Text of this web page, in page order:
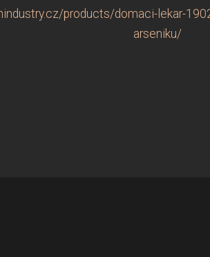
products/domaci-lekar-
arseniku/